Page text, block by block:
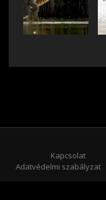
Kapcsolat
Adatvédelmi szabályzat